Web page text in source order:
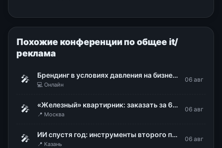
Похожие конференции по общее it/
реклама
🎤 Брендинг в условиях давления на бизнес: как меняется роль бренда сегодня
💻 Онлайн
06 авг
🎤 «Железный» квартирник: заказать за 60 секунд
📍 Москва
06 авг
🎤 ИИ спустя год: инструменты второго поколения и новая логика работы
📍 Казань
06 авг